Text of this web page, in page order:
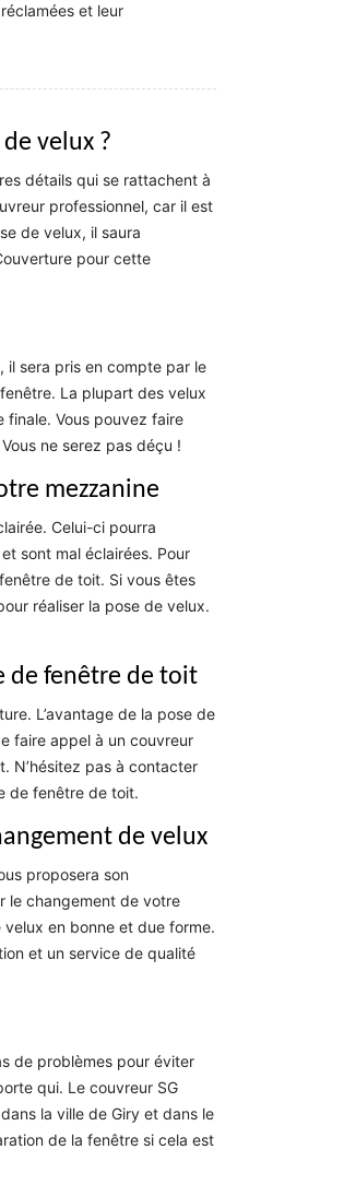
et leur
velux ?
détails qui se rattachent à
professionnel, car il est
de velux, il saura
pour cette
sera pris en compte par le
La plupart des velux
finale. Vous pouvez faire
ne serez pas déçu !
mezzanine
Celui-ci pourra
sont mal éclairées. Pour
de toit. Si vous êtes
réaliser la pose de velux.
de fenêtre de toit
L’avantage de la pose de
faire appel à un couvreur
N’hésitez pas à contacter
de fenêtre de toit.
de velux
proposera son
le changement de votre
en bonne et due forme.
et un service de qualité
de problèmes pour éviter
qui. Le couvreur SG
la ville de Giry et dans le
de la fenêtre si cela est